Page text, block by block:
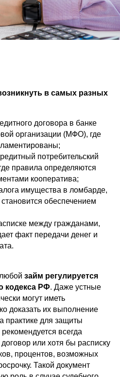
в самых разных
договора в банке
организации (МФО), где
потребительский
правила определяются
кооператива;
имущества в ломбарде,
обеспечением
между гражданами,
факт передачи денег и
займ регулируется
кодекса РФ. Даже устные
могут иметь
доказать их выполнение
практике для защиты
всегда
или хотя бы расписку
процентов, возможных
Такой документ